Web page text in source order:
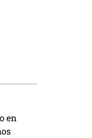
en